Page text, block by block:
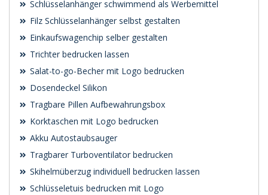
Schlüsselanhänger schwimmend als Werbemittel
Filz Schlüsselanhänger selbst gestalten
Einkaufswagenchip selber gestalten
Trichter bedrucken lassen
Salat-to-go-Becher mit Logo bedrucken
Dosendeckel Silikon
Tragbare Pillen Aufbewahrungsbox
Korktaschen mit Logo bedrucken
Akku Autostaubsauger
Tragbarer Turboventilator bedrucken
Skihelmüberzug individuell bedrucken lassen
Schlüsseletuis bedrucken mit Logo